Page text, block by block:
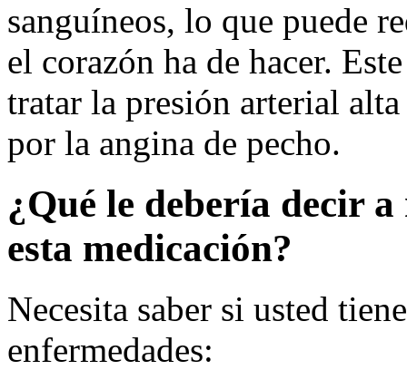
sanguíneos, lo que puede
el corazón ha de hacer.
tratar la presión arterial
por la angina de pecho.
¿Qué le debería decir
esta medicación?
Necesita saber si usted
enfermedades: